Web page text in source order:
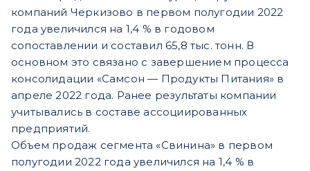
компаний Черкизово в первом полугодии 2022
года увеличился на 1,4 % в годовом
сопоставлении и составил 65,8 тыс. тонн. В
основном это связано с завершением процесса
консолидации «Самсон — Продукты Питания» в
апреле 2022 года. Ранее результаты компании
учитывались в составе ассоциированных
предприятий.
Объем продаж сегмента «Свинина» в первом
полугодии 2022 года увеличился на 1,4 % в